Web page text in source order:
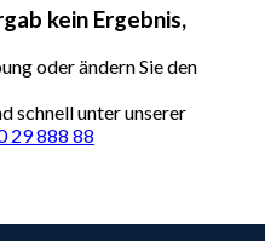
kein Ergebnis,
oder ändern Sie den
schnell unter unserer
29 888 88